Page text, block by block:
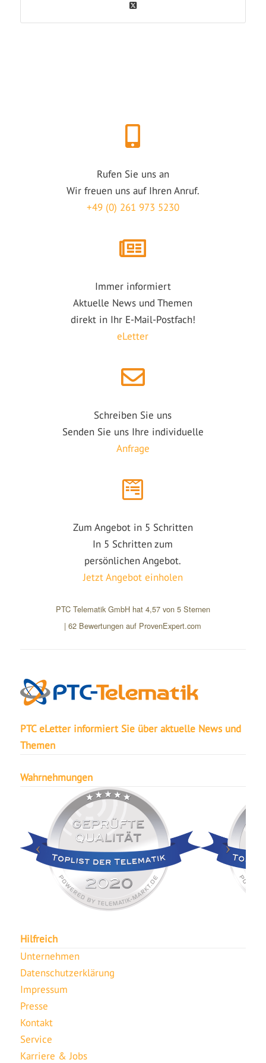
Rufen Sie uns an
Wir freuen uns auf Ihren Anruf.
+49 (0) 261 973 5230
Immer informiert
Aktuelle News und Themen
direkt in Ihr E-Mail-Postfach!
eLetter
Schreiben Sie uns
Senden Sie uns Ihre individuelle
Anfrage
Zum Angebot in 5 Schritten
In 5 Schritten zum
persönlichen Angebot.
Jetzt Angebot einholen
PTC Telematik GmbH hat 4,57von 5Sternen
|62 Bewertungen auf ProvenExpert.com
PTC eLetter informiert Sie über aktuelle News und
Themen
Wahrnehmungen
Hilfreich
Unternehmen
Datenschutzerklärung
Impressum
Presse
Kontakt
Service
Karriere & Jobs